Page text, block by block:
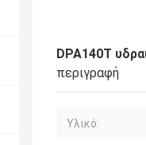
DPA140T
περιγραφή
Υλικό: